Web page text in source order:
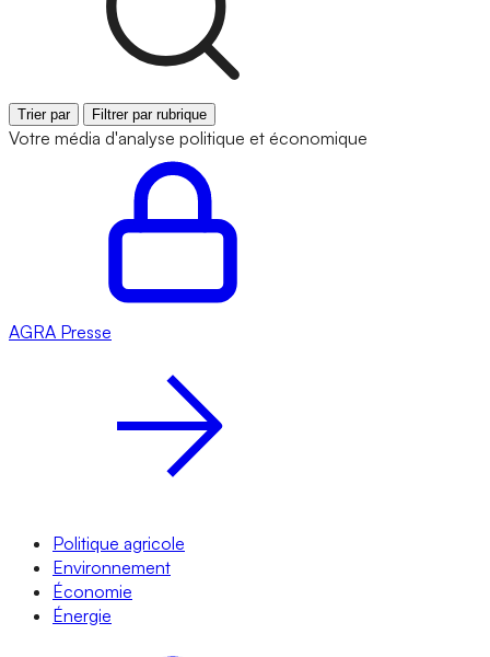
Trier par Filtrer par rubrique
Votre média d'analyse politique et économique
AGRA Presse
Politique agricole
Environnement
Économie
Énergie